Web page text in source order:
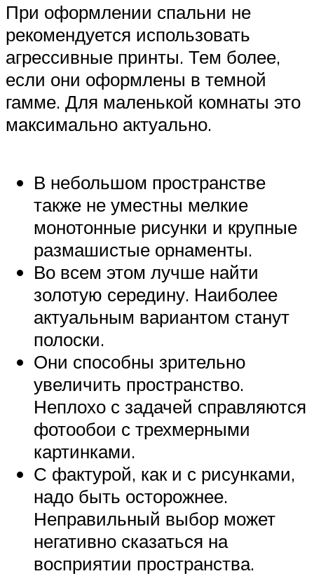
При оформлении спальни не
рекомендуется использовать
агрессивные принты. Тем более,
если они оформлены в темной
гамме. Для маленькой комнаты это
максимально актуально.
В небольшом пространстве
также не уместны мелкие
монотонные рисунки и крупные
размашистые орнаменты.
Во всем этом лучше найти
золотую середину. Наиболее
актуальным вариантом станут
полоски.
Они способны зрительно
увеличить пространство.
Неплохо с задачей справляются
фотообои с трехмерными
картинками.
С фактурой, как и с рисунками,
надо быть осторожнее.
Неправильный выбор может
негативно сказаться на
восприятии пространства.